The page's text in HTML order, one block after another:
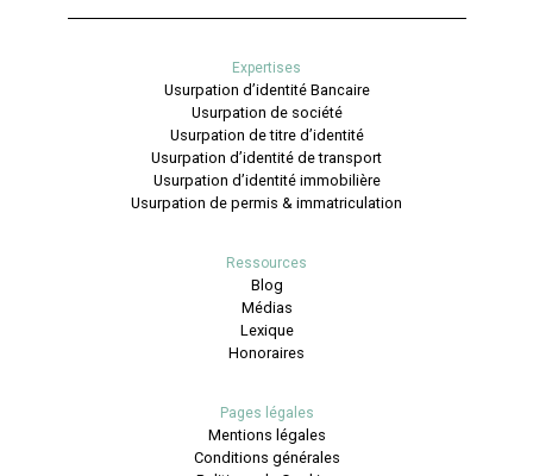
Expertises
Usurpation d’identité Bancaire
Usurpation de société
Usurpation de titre d’identité
Usurpation d’identité de transport
Usurpation d’identité immobilière
Usurpation de permis & immatriculation
Ressources
Blog
Médias
Lexique
Honoraires
Pages légales
Mentions légales
Conditions générales